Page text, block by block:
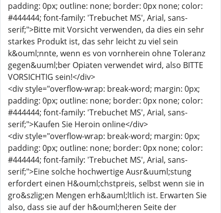
padding: 0px; outline: none; border: 0px none; color:
#444444; font-family: 'Trebuchet MS', Arial, sans-
serif;">Bitte mit Vorsicht verwenden, da dies ein sehr
starkes Produkt ist, das sehr leicht zu viel sein
k&ouml;nnte, wenn es von vornherein ohne Toleranz
gegen&uuml;ber Opiaten verwendet wird, also BITTE
VORSICHTIG sein!</div>
<div style="overflow-wrap: break-word; margin: 0px;
padding: 0px; outline: none; border: 0px none; color:
#444444; font-family: 'Trebuchet MS', Arial, sans-
serif;">Kaufen Sie Heroin online</div>
<div style="overflow-wrap: break-word; margin: 0px;
padding: 0px; outline: none; border: 0px none; color:
#444444; font-family: 'Trebuchet MS', Arial, sans-
serif;">Eine solche hochwertige Ausr&uuml;stung
erfordert einen H&ouml;chstpreis, selbst wenn sie in
gro&szlig;en Mengen erh&auml;ltlich ist. Erwarten Sie
also, dass sie auf der h&ouml;heren Seite der